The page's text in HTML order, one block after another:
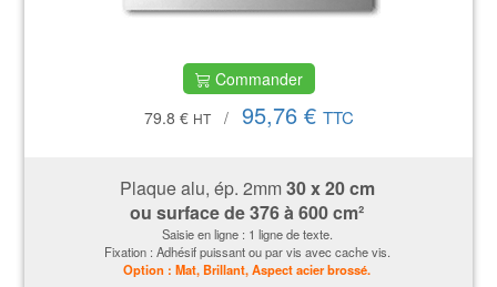
Commander
79.8 € HT / 95,76 € TTC
Plaque alu, ép. 2mm30 x 20 cm
ou surface de376 à 600 cm²
Saisie en ligne : 1 ligne de texte.
Fixation : Adhésif puissant ou par vis avec cache vis.
Option : Mat, Brillant, Aspect acier brossé.